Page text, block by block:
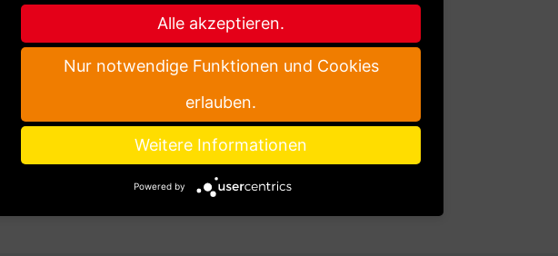
Solarstrom kann direkt
keine
regelmäßigen
Quellen wird
Alle akzeptieren.
Nur notwendige Funktionen und Cookies
erlauben.
Weitere Informationen
Powered by